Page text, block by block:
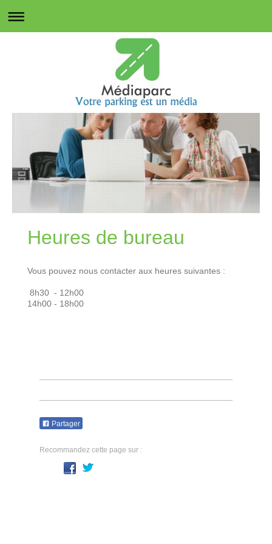
Heures de bureau
Vous pouvez nous contacter aux heures suivantes :
8h30 - 12h00
14h00 - 18h00
Partager
Recommandez cette page sur :